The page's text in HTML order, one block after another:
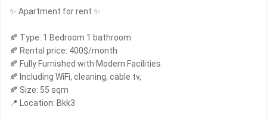
✨ Apartment for rent ✨
🍂 Type: 1 Bedroom 1 bathroom
🍂 Rental price: 400$/month
🍂 Fully Furnished with Modern Facilities
🍂 Including WiFi, cleaning, cable tv,
🍂 Size: 55 sqm
📍 Location: Bkk3